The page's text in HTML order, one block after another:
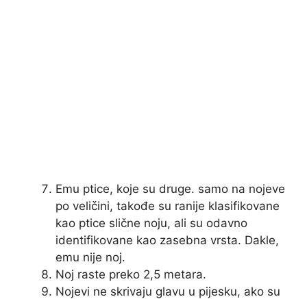
Emu ptice, koje su druge. samo na nojeve
po veličini, takođe su ranije klasifikovane
kao ptice slične noju, ali su odavno
identifikovane kao zasebna vrsta. Dakle,
emu nije noj.
Noj raste preko 2,5 metara.
Nojevi ne skrivaju glavu u pijesku, ako su